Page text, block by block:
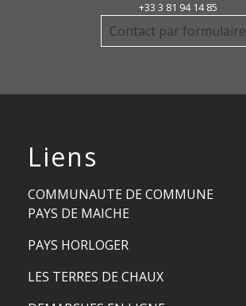
+33 3 81 94 14 85
Contact par formulaire
Liens
COMMUNAUTE DE COMMUNE
PAYS DE MAICHE
PAYS HORLOGER
LES TERRES DE CHAUX